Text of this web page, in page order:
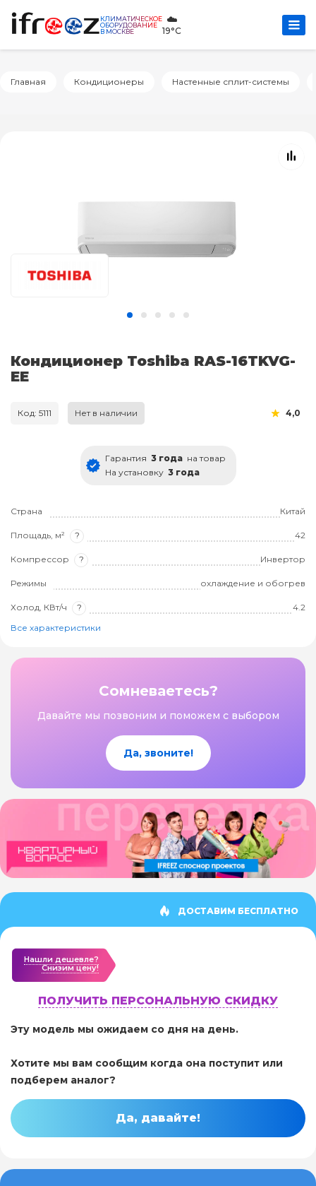
КЛИМАТИЧЕСКОЕ
ОБОРУДОВАНИЕ
В МОСКВЕ
☁️
19°C
Главная Кондиционеры Настенные сплит-системы
Кондиционер Toshiba RAS-16TKVG-
EE
Код: 5111 Нет в наличии 4,0
Гарантия 3 года на товар
На установку 3 года
Страна Китай
Площадь, м² ? 42
Компрессор ? Инвертор
Режимы охлаждение и обогрев
Холод, КВт/ч ?
4.2
Все характеристики
Сомневаетесь?
Давайте мы позвоним и поможем с выбором
Да, звоните!
ДОСТАВИМ БЕСПЛАТНО
Нашли дешевле?
Cнизим цену!
ПОЛУЧИТЬ ПЕРСОНАЛЬНУЮ СКИДКУ
Эту модель мы ожидаем со дня на день.
Хотите мы вам сообщим когда она поступит или
подберем аналог?
Да, давайте!